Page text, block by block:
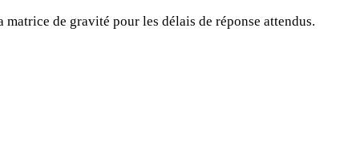
de gravité pour les délais de réponse attendus.